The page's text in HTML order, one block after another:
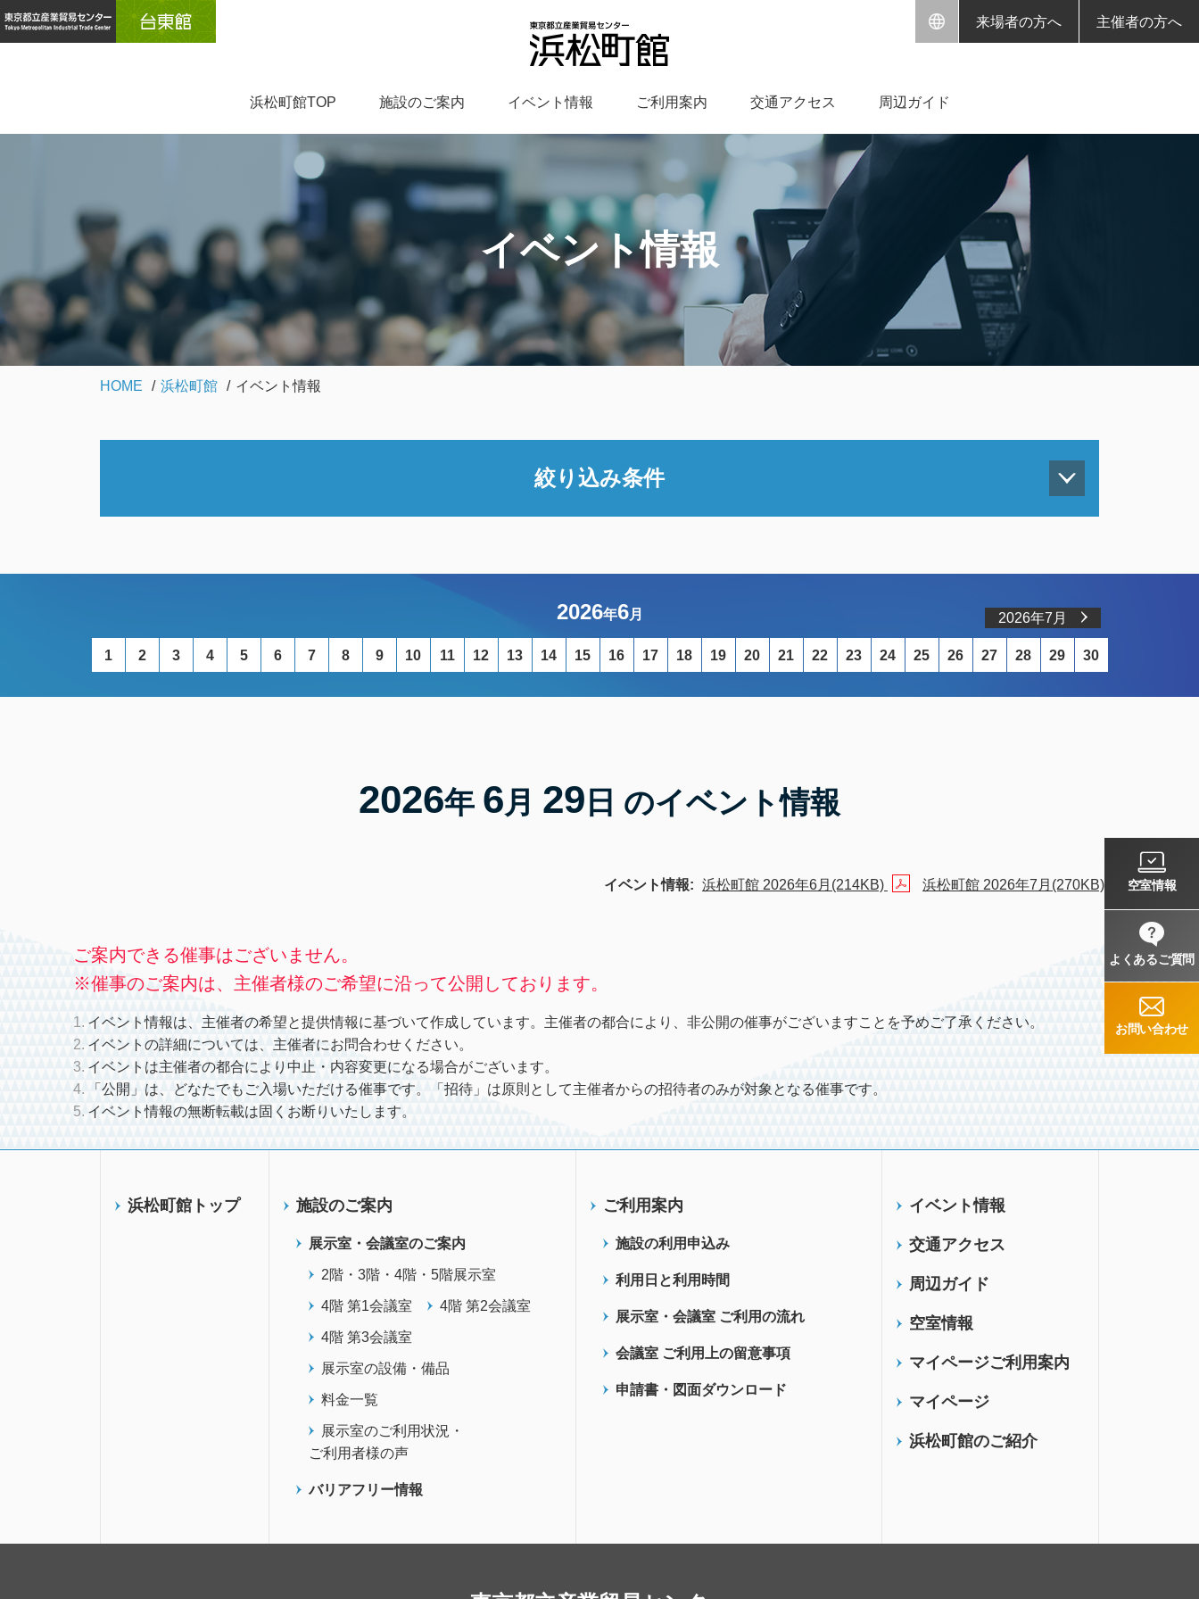
来場者の方へ 主催者の方へ
浜松町館TOP 施設のご案内 イベント情報 ご利用案内 交通アクセス 周辺ガイド
イベント情報
HOME 浜松町館 イベント情報
絞り込み条件
2026年6月 2026年7月
1 2 3 4 5 6 7 8 9 10 11 12 13 14 15 16 17 18 19 20 21 22 23 24 25 26 27 28 29 30
2026年 6月 29 日 のイベント情報
イベント情報: 浜松町館 2026年6月(214KB) 浜松町館 2026年7月(270KB)
ご案内できる催事はございません。
※催事のご案内は、主催者様のご希望に沿って公開しております。
イベント情報は、主催者の希望と提供情報に基づいて作成しています。主催者の都合により、非公開の催事がございますことを予めご了承ください。
イベントの詳細については、主催者にお問合わせください。
イベントは主催者の都合により中止・内容変更になる場合がございます。
「公開」は、どなたでもご入場いただける催事です。「招待」は原則として主催者からの招待者のみが対象となる催事です。
イベント情報の無断転載は固くお断りいたします。
空室情報
よくあるご質問
お問い合わせ
浜松町館トップ 施設のご案内
展示室・会議室のご案内
2階・3階・4階・5階展示室
4階 第1会議室 4階 第2会議室
4階 第3会議室
展示室の設備・備品
料金一覧
展示室のご利用状況・
ご利用者様の声
バリアフリー情報
ご利用案内
施設の利用申込み
利用日と利用時間
展示室・会議室 ご利用の流れ
会議室 ご利用上の留意事項
申請書・図面ダウンロード
イベント情報
交通アクセス
周辺ガイド
空室情報
マイページご利用案内
マイページ
浜松町館のご紹介